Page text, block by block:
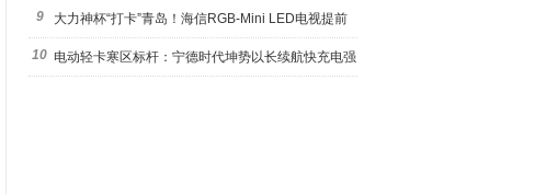
LED技术，再
9 大力神杯“打卡”青岛！海信RGB-Mini LED电视提前
解锁20
10 电动轻卡寒区标杆：宁德时代坤势以长续航快充电强